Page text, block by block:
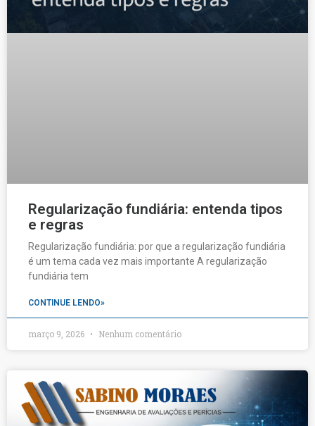
Regularização fundiária: entenda tipos
e regras
Regularização fundiária: por que a regularização fundiária
é um tema cada vez mais importante A regularização
fundiária tem
CONTINUE LENDO»
março 9, 2026 Nenhum comentário